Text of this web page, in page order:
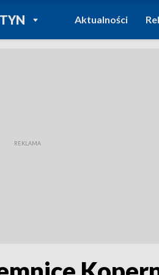
POWRÓT DO
TVP REGIONY
Aktualności